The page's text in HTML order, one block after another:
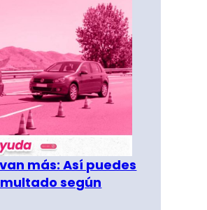
más: Así puedes
según